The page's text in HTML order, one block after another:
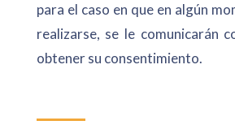
para el caso en que en algún
realizarse, se le comunicarán
obtener su consentimiento.